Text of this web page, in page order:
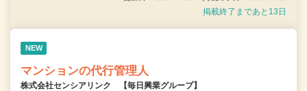
掲載終了まであと13日
NEW
マンションの代行管理人
株式会社センシアリンク 【毎日興業グループ】